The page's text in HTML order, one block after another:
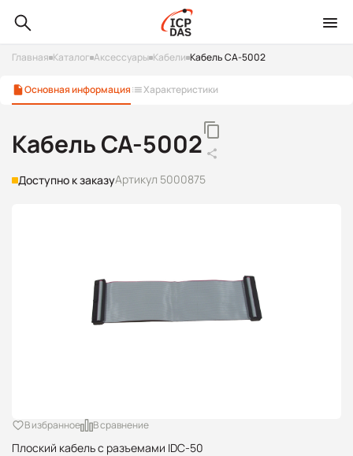
Главная Каталог Аксессуары Кабели Кабель CA-5002
Основная информация Характеристики
Кабель CA-5002
Доступно к заказуАртикул 5000875
Плоский кабель с разъемами IDC-50
В избранное В сравнение